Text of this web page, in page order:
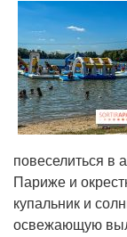
повеселиться в
Париже и
купальник и
освежающую